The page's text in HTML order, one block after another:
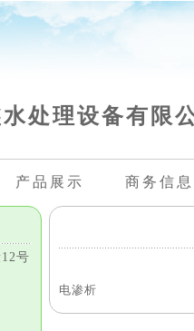
处理设备有限
产品展示 商务信息
号
电渗析